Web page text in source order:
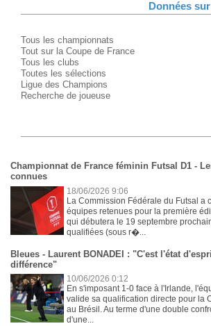
Données
Tous les championnats
Tout sur la Coupe de France
Tous les clubs
Toutes les sélections
Ligue des Champions
Recherche de joueuse
Championnat de France féminin Futsal D1 -
connues
18/06/2026 9:06
La Commission Fédérale du Futsal a
équipes retenues pour la première
qui débutera le 19 septembre
qualifiées (sous r�...
Bleues - Laurent BONADEI : "C'est l'état
différence"
10/06/2026 0:12
En s'imposant 1-0 face à l'Irlande,
valide sa qualification directe pour la
au Brésil. Au terme d'une double
d'une...